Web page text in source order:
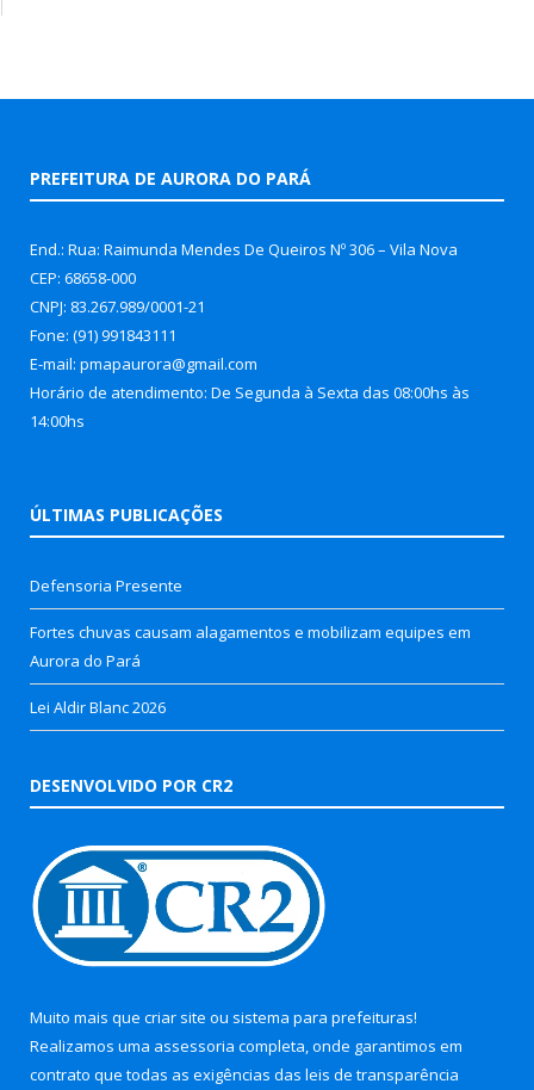
PREFEITURA DE AURORA DO PARÁ
End.: Rua: Raimunda Mendes De Queiros Nº 306 – Vila Nova
CEP: 68658-000
CNPJ: 83.267.989/0001-21
Fone: (91) 991843111
E-mail: pmapaurora@gmail.com
Horário de atendimento: De Segunda à Sexta das 08:00hs às
14:00hs
ÚLTIMAS PUBLICAÇÕES
Defensoria Presente
Fortes chuvas causam alagamentos e mobilizam equipes em
Aurora do Pará
Lei Aldir Blanc 2026
DESENVOLVIDO POR CR2
Muito mais que criar site ou sistema para prefeituras!
Realizamos uma assessoria completa, onde garantimos em
contrato que todas as exigências das leis de transparência